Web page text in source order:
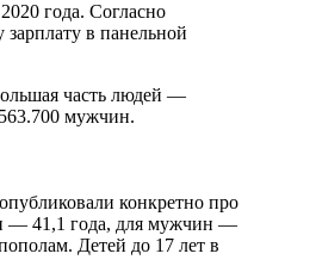
года. Согласно
в панельной
часть людей —
мужчин.
конкретно про
— 41,1 года, для мужчин —
Детей до 17 лет в